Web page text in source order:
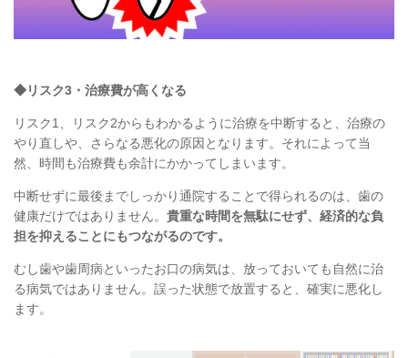
◆リスク3・治療費が高くなる
リスク1、リスク2からもわかるように治療を中断すると、治療の
やり直しや、
さらなる悪化の原因となります。 それによって当
然、 時間も治療費も余計にかかってしまいます。
中断せずに最後までしっかり通院することで得られるのは、 歯の
健康だけではありません。 貴重な時間を無駄にせず、 経済的な負
担を抑えることにもつながるのです。
むし歯や歯周病といったお口の病気は、 放っておいても自然に治
る病気ではありません。 誤った状態で放置すると 、 確実に悪化し
ます。